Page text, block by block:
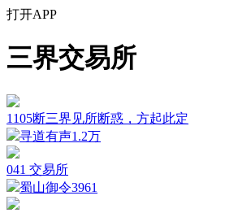
打开APP
三界交易所
1105断三界见所断惑，方起此定
寻道有声1.2万
041 交易所
蜀山御令3961